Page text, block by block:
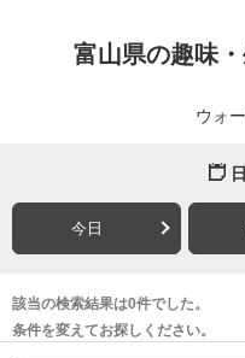
富山県の趣味・
ウォ
今日
該当の検索結果は0件でした。
条件を変えてお探しください。